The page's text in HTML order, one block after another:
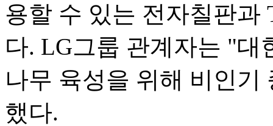
용할 수 있는 전자칠판과
다. LG그룹 관계자는 "대
나무 육성을 위해 비인
했다.